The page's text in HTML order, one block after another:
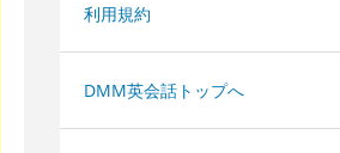
利用規約
DMM英会話トップへ